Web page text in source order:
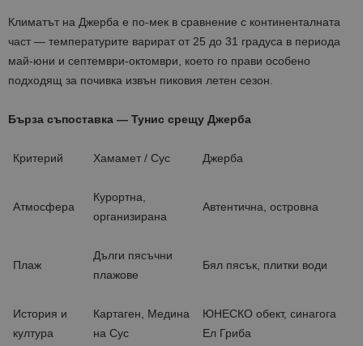
Климатът на Джерба е по-мек в сравнение с континенталната
част — температурите варират от 25 до 31 градуса в периода
май-юни и септември-октомври, което го прави особено
подходящ за почивка извън пиковия летен сезон.
Бърза съпоставка — Тунис срещу Джерба
Критерий Хамамет / Сус Джерба
Атмосфера
Курортна,
организирана
Автентична, островна
Плаж
Дълги пясъчни
плажове
Бял пясък, плитки води
История и
култура
Картаген, Медина
на Сус
ЮНЕСКО обект, синагога
Ел Гриба